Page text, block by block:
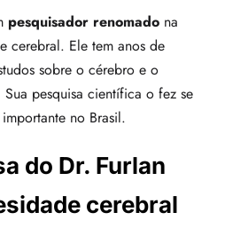
pesquisador renomado na
cerebral. Ele tem anos de
sobre o cérebro e o
pesquisa científica o fez se
no Brasil.
do Dr. Furlan
cerebral